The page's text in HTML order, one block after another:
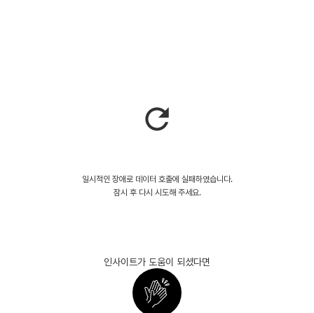
일시적인 장애로 데이터 호출에 실패하였습니다.
잠시 후 다시 시도해 주세요.
인사이트가 도움이 되셨다면